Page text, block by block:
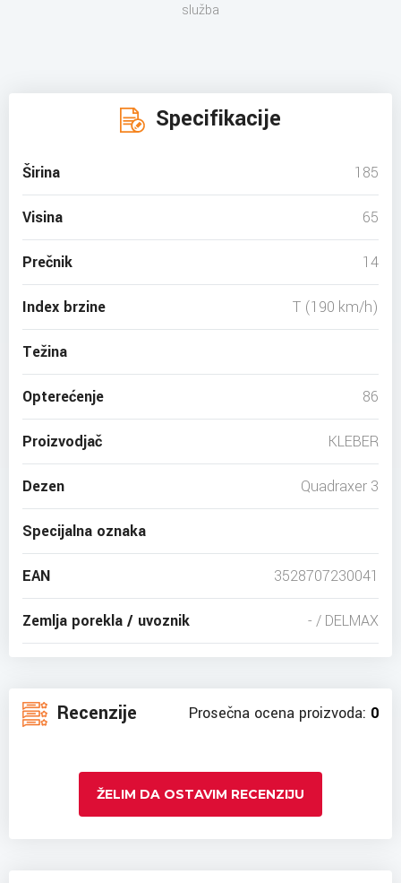
služba
Specifikacije
Širina 185
Visina 65
Prečnik 14
Index brzine T (190 km/h)
Težina
Opterećenje 86
Proizvodjač KLEBER
Dezen Quadraxer 3
Specijalna oznaka
EAN 3528707230041
Zemlja porekla / uvoznik - / DELMAX
Recenzije Prosečna ocena proizvoda: 0
ŽELIM DA OSTAVIM RECENZIJU